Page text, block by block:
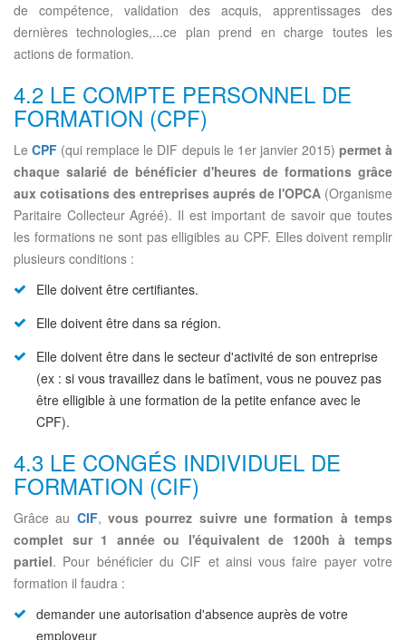
de compétence, validation des acquis, apprentissages des
dernières technologies,...ce plan prend en charge toutes les
actions de formation.
4.2 LE COMPTE PERSONNEL DE
FORMATION (CPF)
LeCPF (qui remplace le DIF depuis le 1er janvier 2015) permet à
chaque salarié de bénéficier d'heures de formations grâce
aux cotisations des entreprises auprés de l'OPCA (Organisme
Paritaire Collecteur Agréé). Il est important de savoir que toutes
les formations ne sont pas elligibles au CPF. Elles doivent remplir
plusieurs conditions :
Elle doivent être certifiantes.
Elle doivent être dans sa région.
Elle doivent être dans le secteur d'activité de son entreprise
(ex : si vous travaillez dans le batîment, vous ne pouvez pas
être elligible à une formation de la petite enfance avec le
CPF).
4.3 LE CONGÉS INDIVIDUEL DE
FORMATION (CIF)
Grâce au CIF,vous pourrez suivre une formation à temps
complet sur 1 année ou l'équivalent de 1200h à temps
partiel. Pour bénéficier du CIF et ainsi vous faire payer votre
formation il faudra :
demander une autorisation d'absence auprès de votre
employeur